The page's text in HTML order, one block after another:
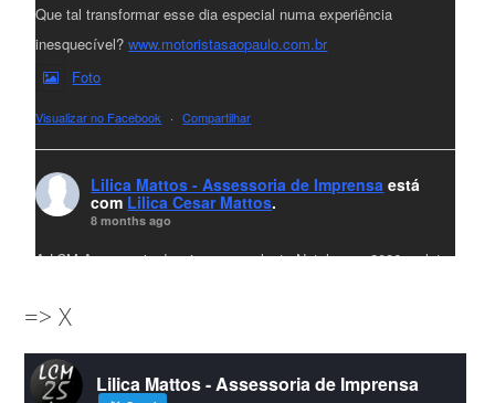
Que tal transformar esse dia especial numa experiência
inesquecível?www.motoristasaopaulo.com.br
Foto
Visualizar no Facebook · Compartilhar
Lilica Mattos - Assessoria de Imprensa está
com Lilica Cesar Mattos.
8 months ago
A LCM Assessoria deseja um excelente Natal e um 2026 repleto
amigos que sempre nos acompanham!🎄✨🥂❤️
#lcmassessoriassessoria#natal #merrychristmas #felizanonovo
#HappyNewYear
=> X
Lilica Mattos - Assessoria de Imprensa